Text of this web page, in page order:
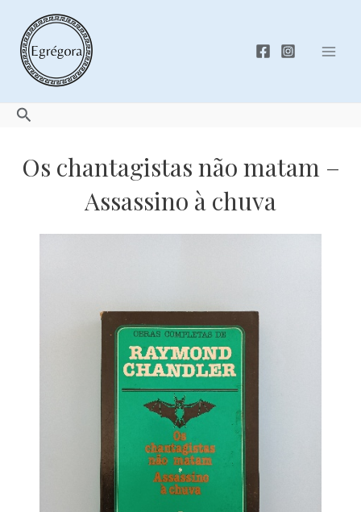
content
Search
Os chantagistas não matam –
Assassino à chuva